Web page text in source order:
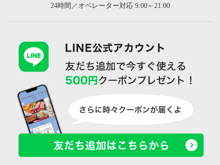
24時間／オペレーター対応 9:00～21:00